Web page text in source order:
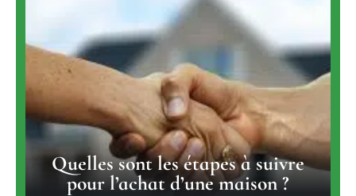
Quelles sont les étapes à suivre
pour l’achat d’une maison ?